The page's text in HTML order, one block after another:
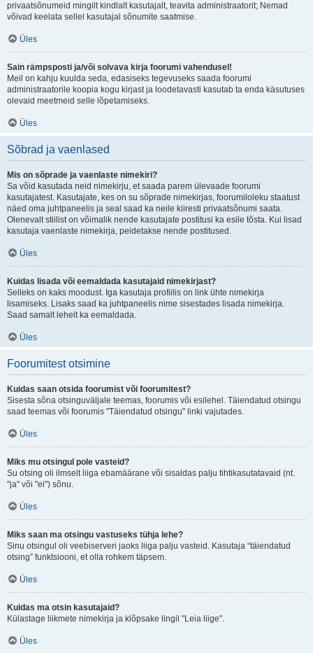
privaatsõnumeid mingilt kindlalt kasutajalt, teavita administraatorit; Nemad
võivad keelata sellel kasutajal sõnumite saatmise.
Üles
Sain rämpsposti ja/või solvava kirja foorumi vahendusel!
Meil on kahju kuulda seda, edasiseks tegevuseks saada foorumi
administraatorile koopia kogu kirjast ja loodetavasti kasutab ta enda käsutuses
olevaid meetmeid selle lõpetamiseks.
Üles
Sõbrad ja vaenlased
Mis on sõprade ja vaenlaste nimekiri?
Sa võid kasutada neid nimekirju, et saada parem ülevaade foorumi
kasutajatest. Kasutajate, kes on su sõprade nimekirjas, foorumiloleku staatust
näed oma juhtpaneelis ja seal saad ka neile kiiresti privaatsõnumi saata.
Olenevalt stiilist on võimalik nende kasutajate postitusi ka esile tõsta. Kui lisad
kasutaja vaenlaste nimekirja, peidetakse nende postitused.
Üles
Kuidas lisada või eemaldada kasutajaid nimekirjast?
Selleks on kaks moodust. Iga kasutaja profiilis on link ühte nimekirja
lisamiseks. Lisaks saad ka juhtpaneelis nime sisestades lisada nimekirja.
Saad samalt lehelt ka eemaldada.
Üles
Foorumitest otsimine
Kuidas saan otsida foorumist või foorumitest?
Sisesta sõna otsinguväljale teemas, foorumis või esilehel. Täiendatud otsingu
saad teemas või foorumis "Täiendatud otsingu" linki vajutades.
Üles
Miks mu otsingul pole vasteid?
Su otsing oli ilmselt liiga ebamäärane või sisaldas palju tihtikasutatavaid (nt.
"ja" või "ei") sõnu.
Üles
Miks saan ma otsingu vastuseks tühja lehe?
Sinu otsingul oli veebiserveri jaoks liiga palju vasteid. Kasutaja “täiendatud
otsing” funktsiooni, et olla rohkem täpsem.
Üles
Kuidas ma otsin kasutajaid?
Külastage liikmete nimekirja ja klõpsake lingil "Leia liige".
Üles